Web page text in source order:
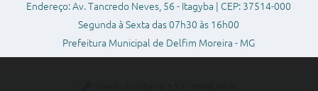
Endereço: Av. Tancredo Neves, 56 - Itagyba | CEP: 37514-000
Segunda à Sexta das 07h30 às 16h00
Prefeitura Municipal de Delfim Moreira - MG